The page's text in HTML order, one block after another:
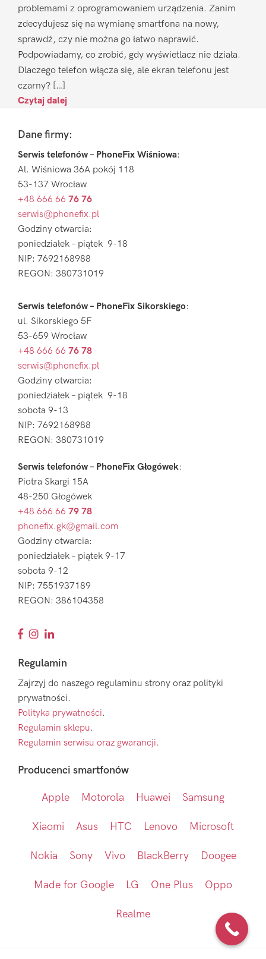
problemami z oprogramowaniem urządzenia. Zanim
zdecydujesz się na wymianę smartfona na nowy,
sprawdź, czy nie można go łatwo naprawić.
Podpowiadamy, co zrobić, gdy wyświetlacz nie działa.
Dlaczego telefon włącza się, ale ekran telefonu jest
czarny? […]
Czytaj dalej
FooterDane firmy:
Serwis telefonów – PhoneFix Wiśniowa:
Al. Wiśniowa 36A pokój 118
53-137 Wrocław
+48 666 66 76 76
serwis@phonefix.pl
Godziny otwarcia:
poniedziałek – piątek 9-18
NIP: 7692168988
REGON: 380731019
Serwis telefonów – PhoneFix Sikorskiego:
ul. Sikorskiego 5F
53-659 Wrocław
+48 666 66 76 78
serwis@phonefix.pl
Godziny otwarcia:
poniedziałek – piątek 9-18
sobota 9-13
NIP: 7692168988
REGON: 380731019
Serwis telefonów – PhoneFix Głogówek:
Piotra Skargi 15A
48-250 Głogówek
+48 666 66 79 78
phonefix.gk@gmail.com
Godziny otwarcia:
poniedziałek – piątek 9-17
sobota 9-12
NIP: 7551937189
REGON: 386104358
Regulamin
Zajrzyj do naszego regulaminu strony oraz polityki
prywatności.
Polityka prywatności.
Regulamin sklepu.
Regulamin serwisu oraz gwarancji.
Producenci smartfonów
Apple Motorola Huawei Samsung
Xiaomi Asus HTC Lenovo Microsoft
Nokia Sony Vivo BlackBerry Doogee
Made for Google LG One Plus Oppo
Realme